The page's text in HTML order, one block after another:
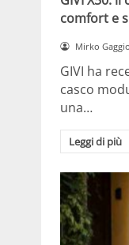
comfort e
Mirko
GIVI ha
casco
una…
Leggi di più